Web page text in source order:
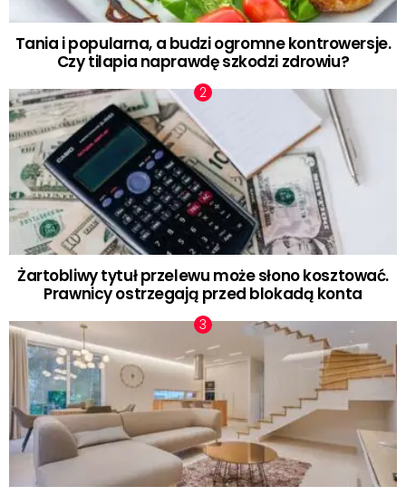
Tania i popularna, a budzi ogromne kontrowersje.
Czy tilapia naprawdę szkodzi zdrowiu?
Żartobliwy tytuł przelewu może słono kosztować.
Prawnicy ostrzegają przed blokadą konta